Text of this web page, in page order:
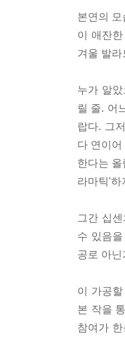
본연의
이 애잔
겨울 발
누가 알
릴 줄. 어
랍다. 그
다 연이
한다는
라마틱'하
그간 십
수 있음
공로 아
이 가공
본 작을
참여가